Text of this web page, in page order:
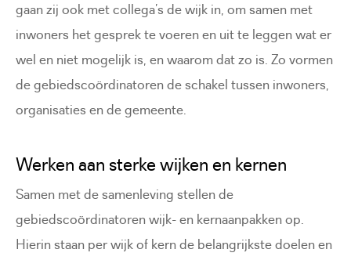
gaan zij ook met collega’s de wijk in, om samen met
inwoners het gesprek te voeren en uit te leggen wat er
wel en niet mogelijk is, en waarom dat zo is. Zo vormen
de gebiedscoördinatoren de schakel tussen inwoners,
organisaties en de gemeente.
Werken aan sterke wijken en kernen
Samen met de samenleving stellen de
gebiedscoördinatoren wijk- en kernaanpakken op.
Hierin staan per wijk of kern de belangrijkste doelen en